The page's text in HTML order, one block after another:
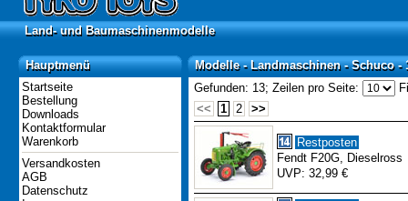
Land- und Baumaschinenmodelle
Land- und Baumaschinenmodelle
Hauptmenü
Hauptmenü
Startseite
Bestellung
Downloads
Kontaktformular
Warenkorb
Versandkosten
AGB
Datenschutz
Modelle - Landmaschinen - Schuco -
Modelle - Landmaschinen - Schuco -
Gefunden: 13; Zeilen pro Seite:
<<
1 2 >>
Restposten
Fendt F20G, Dieselross
UVP: 32,99 €